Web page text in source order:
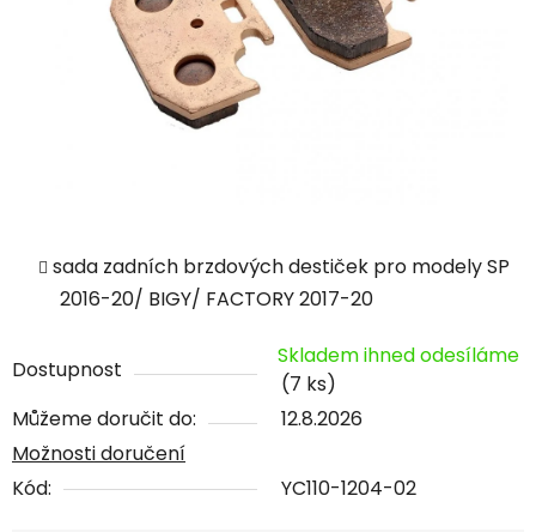
sada zadních brzdových destiček pro modely SP
2016-20/ BIGY/ FACTORY 2017-20
Dostupnost
Skladem ihned odesíláme
(7 ks)
Můžeme doručit do:
12.8.2026
Možnosti doručení
Kód:
YC110-1204-02